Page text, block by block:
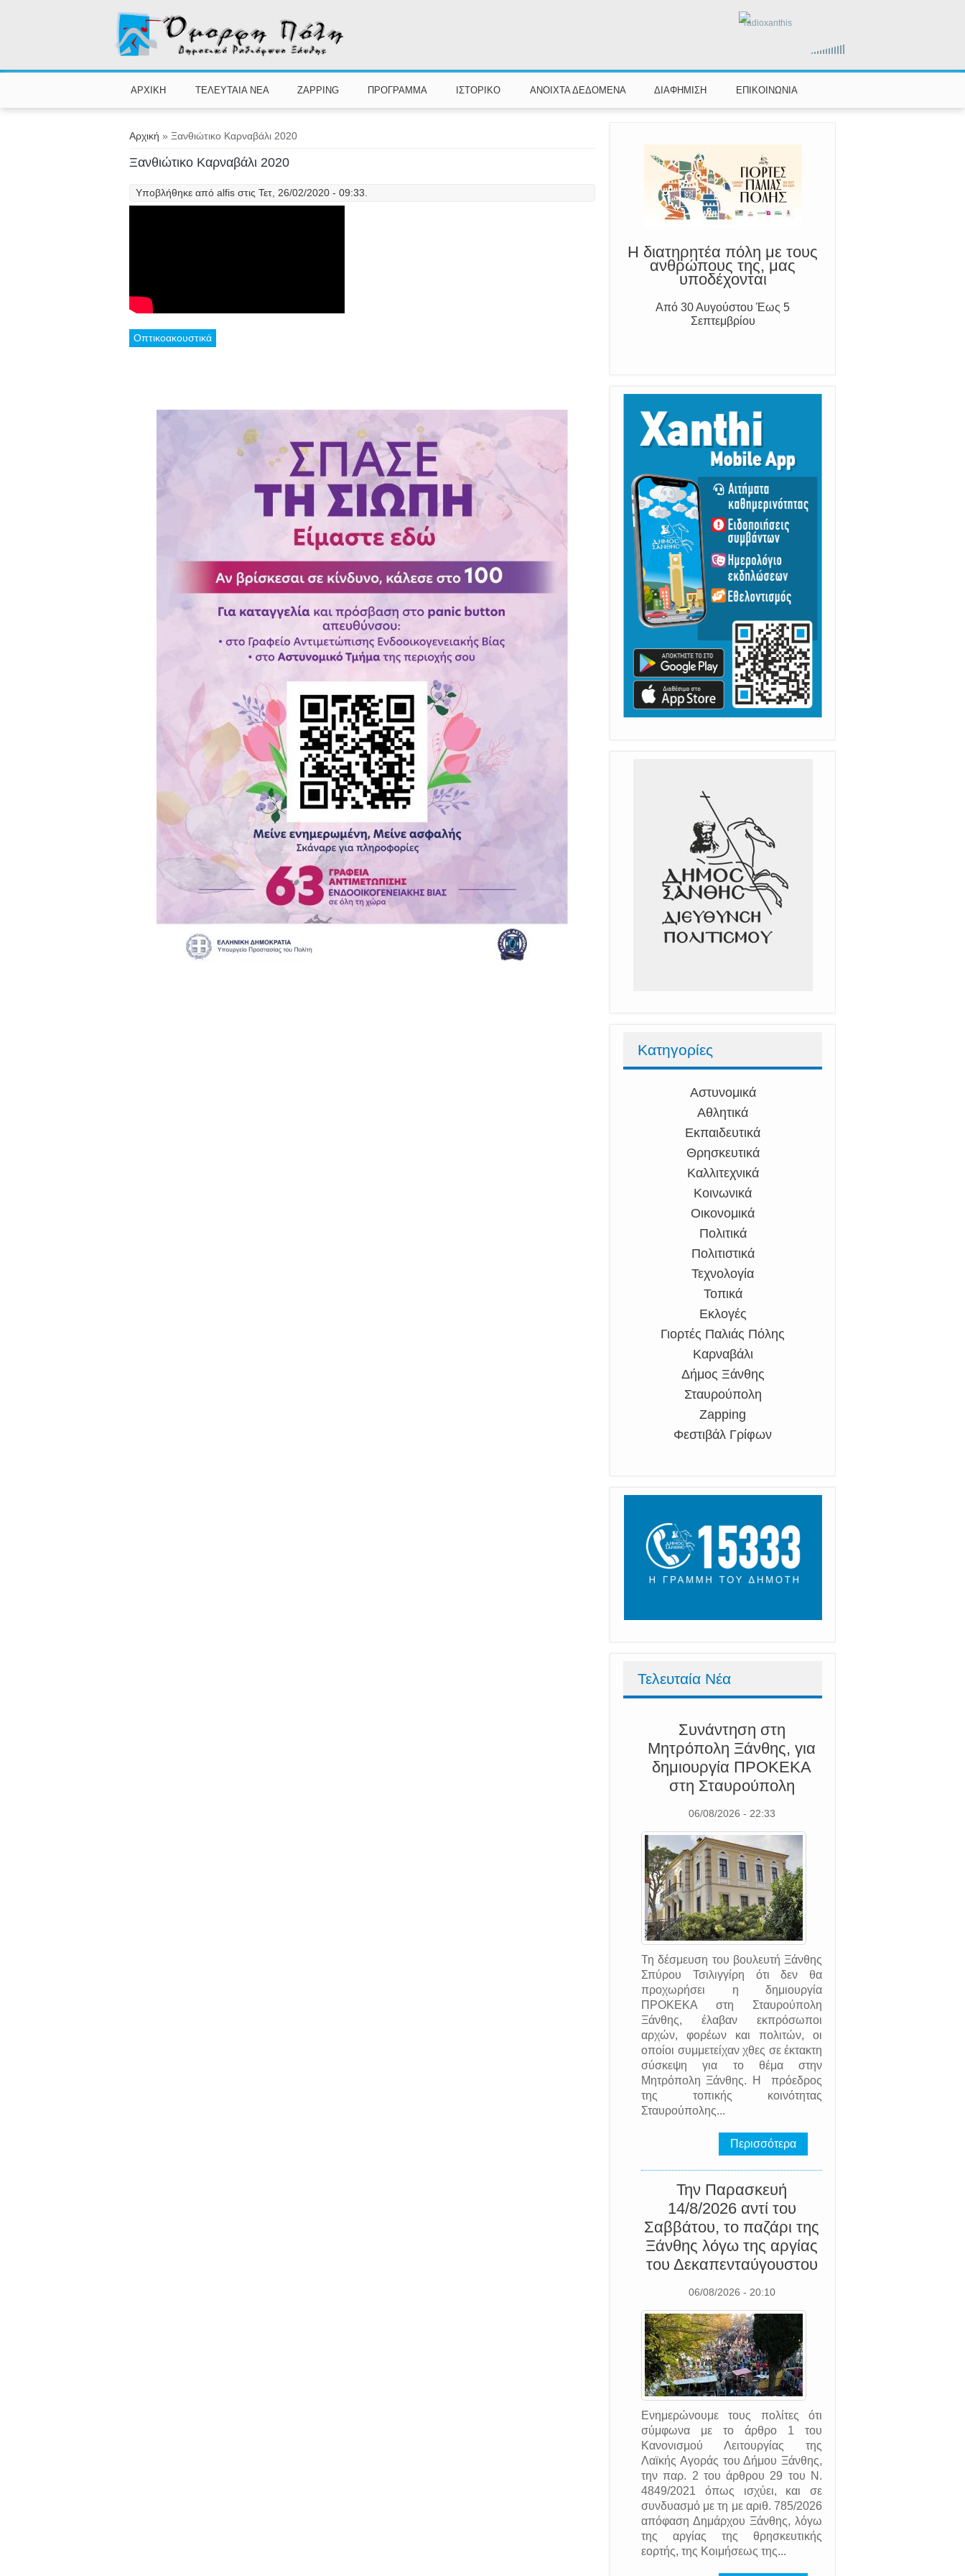
radioxanthis
ΑΡΧΙΚΗ ΤΕΛΕΥΤΑΙΑ ΝΕΑ ZAPPING ΠΡΟΓΡΑΜΜΑ ΙΣΤΟΡΙΚΟ ΑΝΟΙΧΤΑ ΔΕΔΟΜΕΝΑ ΔΙΑΦΗΜΙΣΗ ΕΠΙΚΟΙΝΩΝΙΑ
Είστε εδώ
Αρχική » Ξανθιώτικο Καρναβάλι 2020
Ξανθιώτικο Καρναβάλι 2020
Υποβλήθηκε από alfis στις Τετ, 26/02/2020 - 09:33.
Οπτικοακουστικά
Η διατηρητέα πόλη με τους
ανθρώπους της, μας
υποδέχονται
Από 30 Αυγούστου Έως 5
Σεπτεμβρίου
Παραμένουμε Προσεκτικοί
Καλούμε Άμεσα την Πυροσβεστική στο
Κατηγορίες
Αστυνομικά
Αθλητικά
Εκπαιδευτικά
Θρησκευτικά
Καλλιτεχνικά
Κοινωνικά
Οικονομικά
Πολιτικά
Πολιτιστικά
Τεχνολογία
Τοπικά
Εκλογές
Γιορτές Παλιάς Πόλης
Καρναβάλι
Δήμος Ξάνθης
Σταυρούπολη
Zapping
Φεστιβάλ Γρίφων
Τελευταία Νέα
Συνάντηση στη
Μητρόπολη Ξάνθης, για
δημιουργία ΠΡΟΚΕΚΑ
στη Σταυρούπολη
06/08/2026 - 22:33
Τη δέσμευση του βουλευτή Ξάνθης
Σπύρου Τσιλιγγίρη ότι δεν θα
προχωρήσει η δημιουργία
ΠΡΟΚΕΚΑ στη Σταυρούπολη
Ξάνθης, έλαβαν εκπρόσωποι
αρχών, φορέων και πολιτών, οι
οποίοι συμμετείχαν χθες σε έκτακτη
σύσκεψη για το θέμα στην
Μητρόπολη Ξάνθης. Η πρόεδρος
της τοπικής κοινότητας
Σταυρούπολης...
Περισσότερα
Την Παρασκευή
14/8/2026 αντί του
Σαββάτου, το παζάρι της
Ξάνθης λόγω της αργίας
του Δεκαπενταύγουστου
06/08/2026 - 20:10
Ενημερώνουμε τους πολίτες ότι
σύμφωνα με το άρθρο 1 του
Κανονισμού Λειτουργίας της
Λαϊκής Αγοράς του Δήμου Ξάνθης,
την παρ. 2 του άρθρου 29 του Ν.
4849/2021 όπως ισχύει, και σε
συνδυασμό με τη με αριθ. 785/2026
απόφαση Δημάρχου Ξάνθης, λόγω
της αργίας της θρησκευτικής
εορτής, της Κοιμήσεως της...